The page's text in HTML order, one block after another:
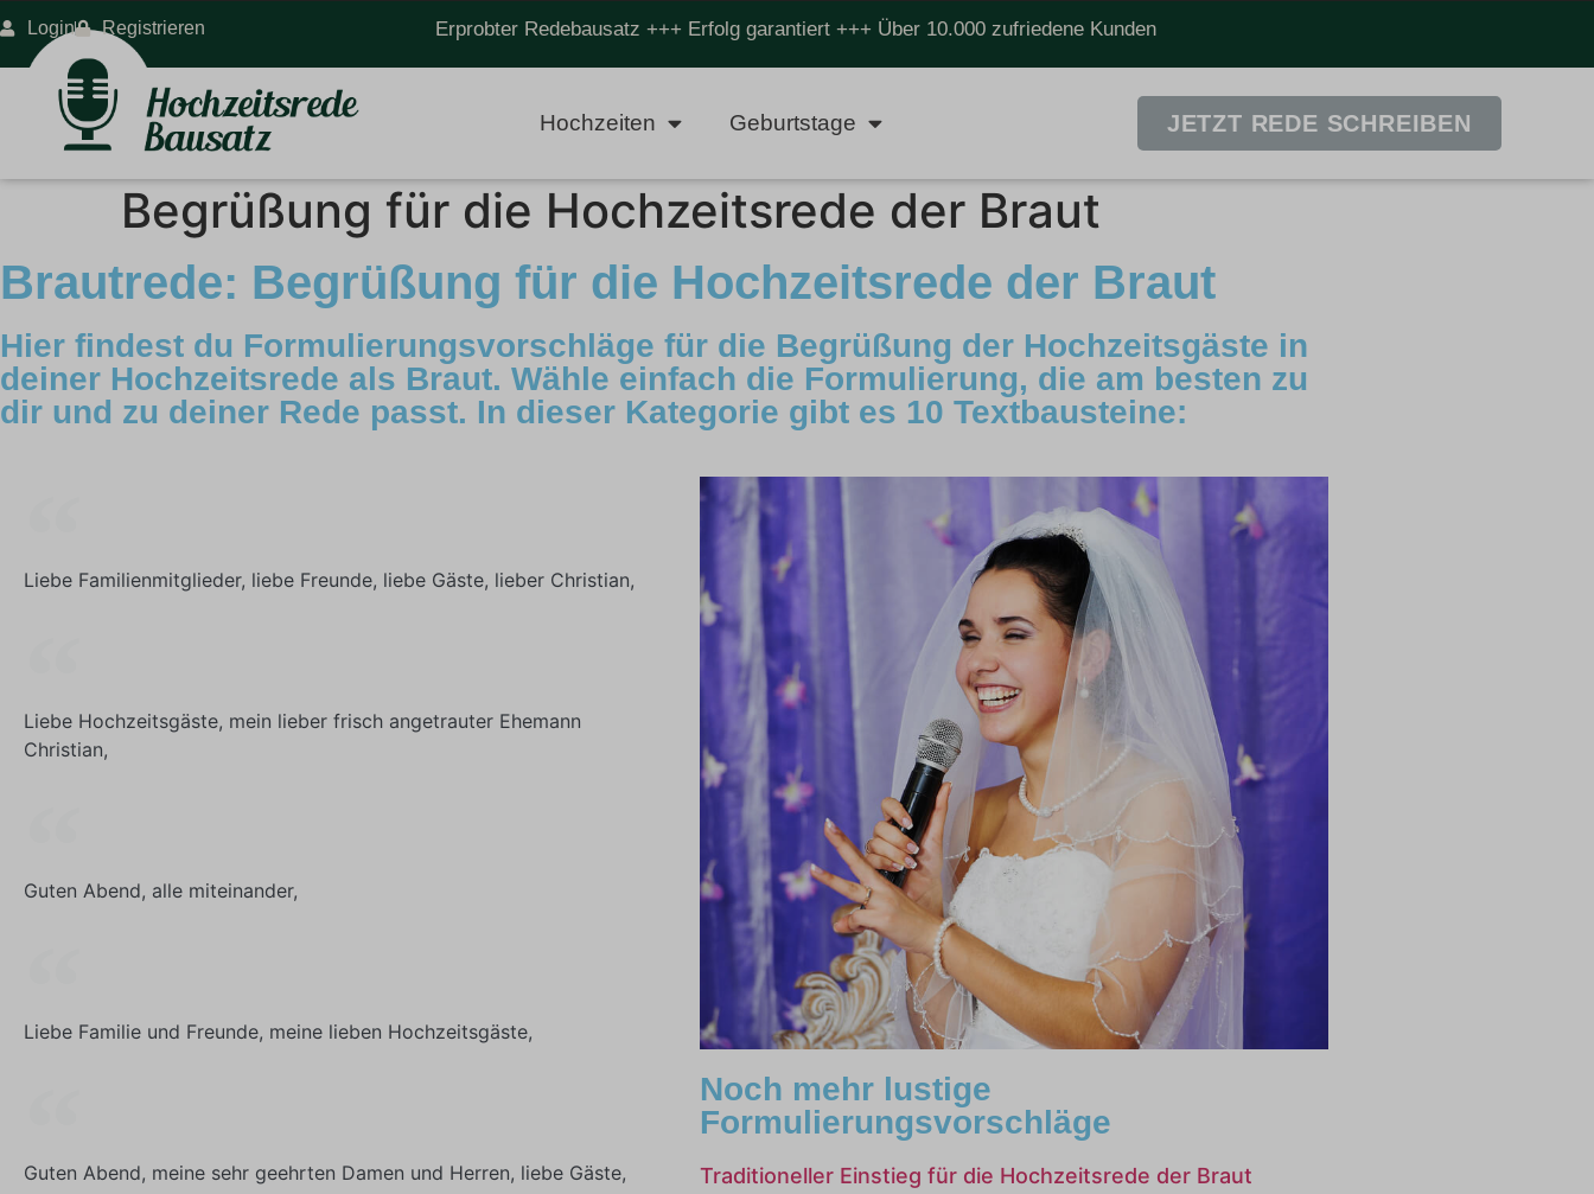
Erprobter Redebausatz +++ Erfolg garantiert +++ Über 10.000 zufriedene Kunden
Login Registrieren
Hochzeiten Geburtstage JETZT REDE SCHREIBEN
Begrüßung für die Hochzeitsrede der Braut
Brautrede: Begrüßung für die Hochzeitsrede der Braut
Hier findest du Formulierungsvorschläge für die Begrüßung der Hochzeitsgäste in
deiner Hochzeitsrede als Braut. Wähle einfach die Formulierung, die am besten zu
dir und zu deiner Rede passt. In dieser Kategorie gibt es 10 Textbausteine:
Liebe Familienmitglieder, liebe Freunde, liebe Gäste, lieber Christian,
Liebe Hochzeitsgäste, mein lieber frisch angetrauter Ehemann
Christian,
Guten Abend, alle miteinander,
Liebe Familie und Freunde, meine lieben Hochzeitsgäste,
Guten Abend, meine sehr geehrten Damen und Herren, liebe Gäste,
Noch mehr lustige
Formulierungsvorschläge
Traditioneller Einstieg für die Hochzeitsrede der Braut